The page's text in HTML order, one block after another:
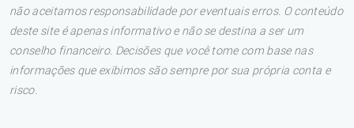
não aceitamos responsabilidade por eventuais erros. O conteúdo
deste site é apenas informativo e não se destina a ser um
conselho financeiro. Decisões que você tome com base nas
informações que exibimos são sempre por sua própria conta e
risco.